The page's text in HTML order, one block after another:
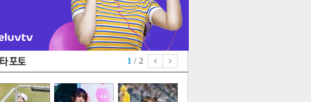
1 / 2